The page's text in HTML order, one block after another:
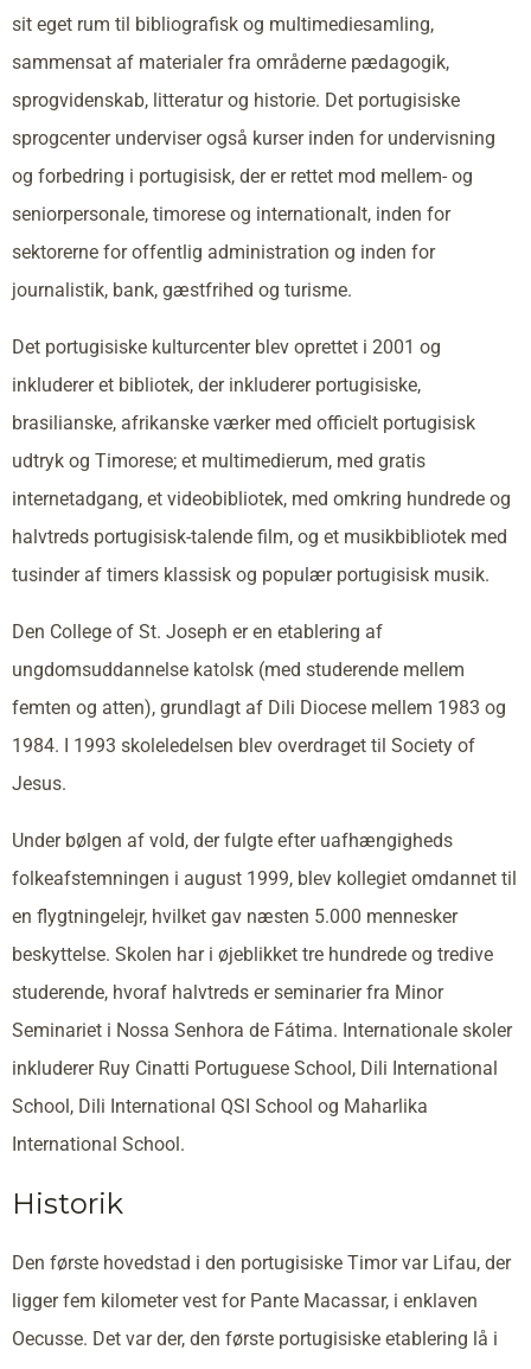
sit eget rum til bibliografisk og multimediesamling,
sammensat af materialer fra områderne pædagogik,
sprogvidenskab, litteratur og historie. Det portugisiske
sprogcenter underviser også kurser inden for undervisning
og forbedring i portugisisk, der er rettet mod mellem- og
seniorpersonale, timorese og internationalt, inden for
sektorerne for offentlig administration og inden for
journalistik, bank, gæstfrihed og turisme.
Det portugisiske kulturcenter blev oprettet i 2001 og
inkluderer et bibliotek, der inkluderer portugisiske,
brasilianske, afrikanske værker med officielt portugisisk
udtryk og Timorese; et multimedierum, med gratis
internetadgang, et videobibliotek, med omkring hundrede og
halvtreds portugisisk-talende film, og et musikbibliotek med
tusinder af timers klassisk og populær portugisisk musik.
Den College of St. Joseph er en etablering af
ungdomsuddannelse katolsk (med studerende mellem
femten og atten), grundlagt af Dili Diocese mellem 1983 og
1984. I 1993 skoleledelsen blev overdraget til Society of
Jesus.
Under bølgen af vold, der fulgte efter uafhængigheds
folkeafstemningen i august 1999, blev kollegiet omdannet til
en flygtningelejr, hvilket gav næsten 5.000 mennesker
beskyttelse. Skolen har i øjeblikket tre hundrede og tredive
studerende, hvoraf halvtreds er seminarier fra Minor
Seminariet i Nossa Senhora de Fátima. Internationale skoler
inkluderer Ruy Cinatti Portuguese School, Dili International
School, Dili International QSI School og Maharlika
International School.
Historik
Den første hovedstad i den portugisiske Timor var Lifau, der
ligger fem kilometer vest for Pante Macassar, i enklaven
Oecusse. Det var der, den første portugisiske etablering lå i